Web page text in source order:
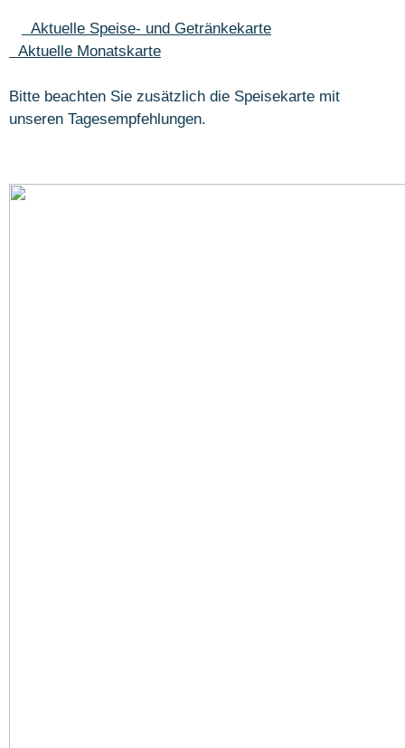
Aktuelle Speise- und Getränkekarte
Aktuelle Monatskarte
Bitte beachten Sie zusätzlich die Speisekarte mit
unseren Tagesempfehlungen.